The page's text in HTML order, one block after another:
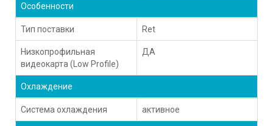
Особенности
Тип поставки Ret
Низкопрофильная
видеокарта (Low Profile)
ДА
Охлаждение
Система охлаждения активное